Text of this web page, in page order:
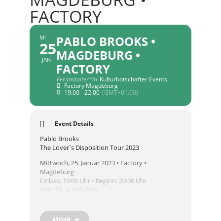
FACTORY
MI
25
JAN
PABLO BROOKS •
MAGDEBURG •
FACTORY
Veranstalter*in Kulturbotschafter Events
Factory Magdeburg
19:00 - 22:00 (GMT+01:00)
Event Details
Pablo Brooks
The Lover´s Disposition Tour 2023
Mittwoch, 25. Januar 2023 • Factory •
Magdeburg
Einlass: 19:00 Uhr • Beginn: 20:00 Uhr
VVK: 18,- € zzgl. Geb.